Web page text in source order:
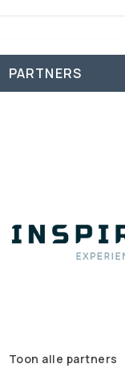
PARTNERS
Toon alle partners